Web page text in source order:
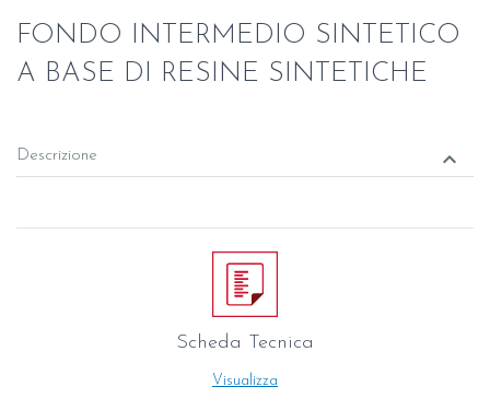
FONDO INTERMEDIO SINTETICO
A BASE DI RESINE SINTETICHE
Descrizione keyboard_arrow_down
Scheda Tecnica
Visualizza